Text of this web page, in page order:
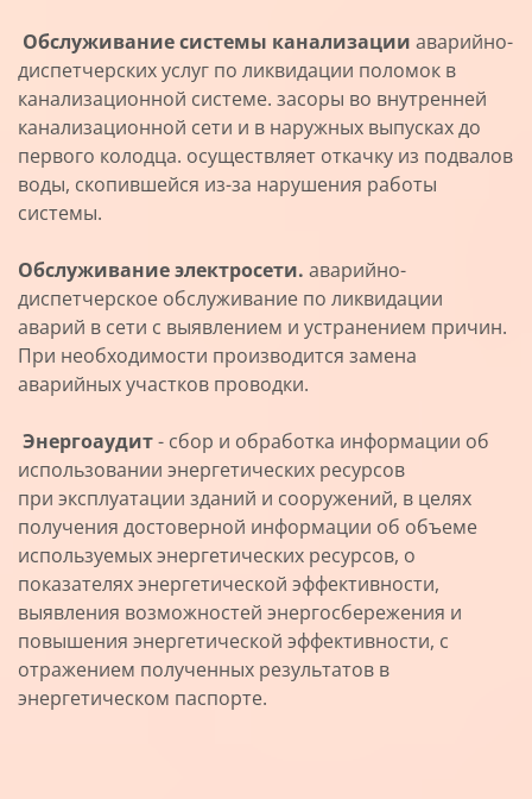
Обслуживание системы канализации аварийно-
диспетчерских услуг по ликвидации поломок в
канализационной системе. засоры во внутренней
канализационной сети и в наружных выпусках до
первого колодца. осуществляет откачку из подвалов
воды, скопившейся из-за нарушения работы
системы.
Обслуживание электросети. аварийно-
диспетчерское обслуживание по ликвидации
аварий в сети с выявлением и устранением причин.
При необходимости производится замена
аварийных участков проводки.
Энергоаудит- сбор и обработка информации об
использовании энергетических ресурсов
при эксплуатации зданий и сооружений, в целях
получения достоверной информации об объеме
используемых энергетических ресурсов, о
показателях энергетической эффективности,
выявления возможностей энергосбережения и
повышения энергетической эффективности, с
отражением полученных результатов в
энергетическом паспорте.